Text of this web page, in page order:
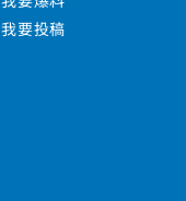
我要投稿